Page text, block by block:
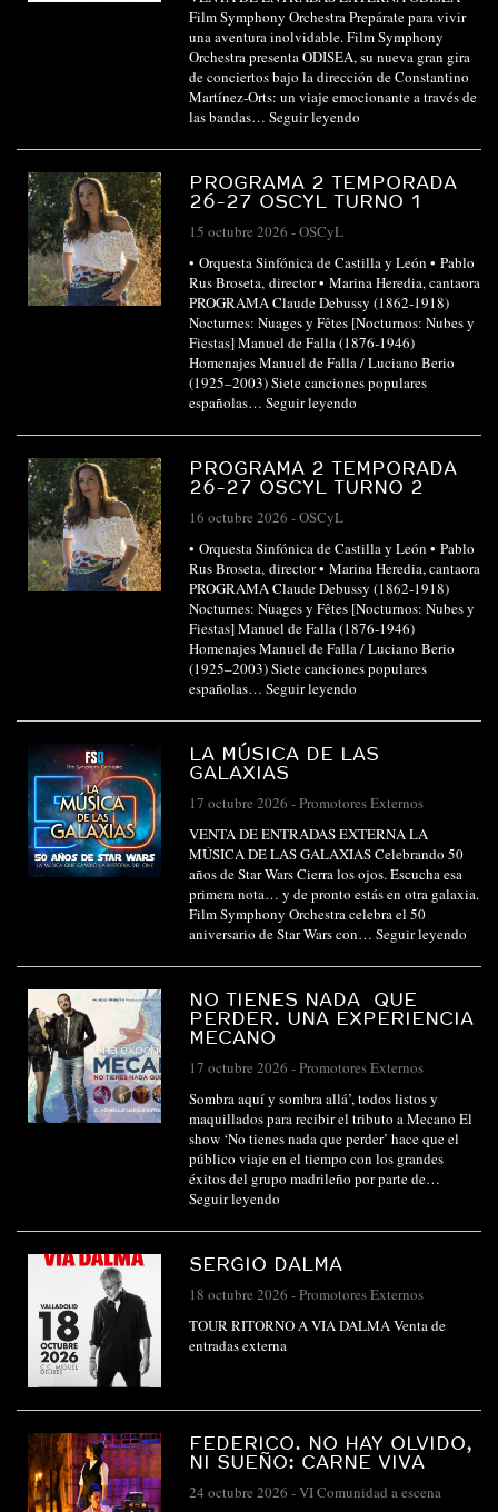
Film Symphony Orchestra Prepárate para vivir
una aventura inolvidable. Film Symphony
Orchestra presenta ODISEA, su nueva gran gira
de conciertos bajo la dirección de Constantino
Martínez-Orts: un viaje emocionante a través de
las bandas… Seguir leyendo
PROGRAMA 2 TEMPORADA
26-27 OSCYL TURNO 1
15 octubre 2026 -OSCyL
• Orquesta Sinfónica de Castilla y León • Pablo
Rus Broseta, director • Marina Heredia, cantaora
PROGRAMA Claude Debussy (1862-1918)
Nocturnes: Nuages y Fêtes [Nocturnos: Nubes y
Fiestas] Manuel de Falla (1876-1946)
Homenajes Manuel de Falla / Luciano Berio
(1925–2003) Siete canciones populares
españolas… Seguir leyendo
PROGRAMA 2 TEMPORADA
26-27 OSCYL TURNO 2
16 octubre 2026 -OSCyL
• Orquesta Sinfónica de Castilla y León • Pablo
Rus Broseta, director • Marina Heredia, cantaora
PROGRAMA Claude Debussy (1862-1918)
Nocturnes: Nuages y Fêtes [Nocturnos: Nubes y
Fiestas] Manuel de Falla (1876-1946)
Homenajes Manuel de Falla / Luciano Berio
(1925–2003) Siete canciones populares
españolas… Seguir leyendo
LA MÚSICA DE LAS
GALAXIAS
17 octubre 2026 -Promotores Externos
VENTA DE ENTRADAS EXTERNA LA
MÚSICA DE LAS GALAXIAS Celebrando 50
años de Star Wars Cierra los ojos. Escucha esa
primera nota… y de pronto estás en otra galaxia.
Film Symphony Orchestra celebra el 50
aniversario de Star Wars con… Seguir leyendo
NO TIENES NADA QUE
PERDER. UNA EXPERIENCIA
MECANO
17 octubre 2026 -Promotores Externos
Sombra aquí y sombra allá’, todos listos y
maquillados para recibir el tributo a Mecano El
show ‘No tienes nada que perder’ hace que el
público viaje en el tiempo con los grandes
éxitos del grupo madrileño por parte de…
Seguir leyendo
SERGIO DALMA
18 octubre 2026 -Promotores Externos
TOUR RITORNO A VIA DALMA Venta de
entradas externa
FEDERICO. NO HAY OLVIDO,
NI SUEÑO: CARNE VIVA
24 octubre 2026 -VI Comunidad a escena